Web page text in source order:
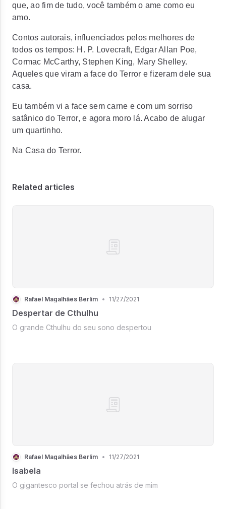
que, ao fim de tudo, você também o ame como eu
amo.
Contos autorais, influenciados pelos melhores de
todos os tempos: H. P. Lovecraft, Edgar Allan Poe,
Cormac McCarthy, Stephen King, Mary Shelley.
Aqueles que viram a face do Terror e fizeram dele sua
casa.
Eu também vi a face sem carne e com um sorriso
satânico do Terror, e agora moro lá. Acabo de alugar
um quartinho.
Na Casa do Terror.
Related articles
Rafael Magalhães Berlim • 11/27/2021
Despertar de Cthulhu
O grande Cthulhu do seu sono despertou
Rafael Magalhães Berlim • 11/27/2021
Isabela
O gigantesco portal se fechou atrás de mim